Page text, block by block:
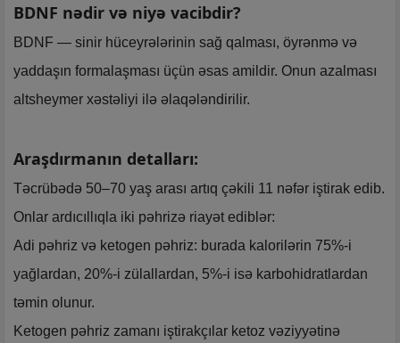
BDNF nədir və niyə vacibdir?
BDNF — sinir hüceyrələrinin sağ qalması, öyrənmə və
yaddaşın formalaşması üçün əsas amildir. Onun azalması
altsheymer xəstəliyi ilə əlaqələndirilir.
Araşdırmanın detalları:
Təcrübədə 50–70 yaş arası artıq çəkili 11 nəfər iştirak edib.
Onlar ardıcıllıqla iki pəhrizə riayət ediblər:
Adi pəhriz və ketogen pəhriz: burada kalorilərin 75%-i
yağlardan, 20%-i zülallardan, 5%-i isə karbohidratlardan
təmin olunur.
Ketogen pəhriz zamanı iştirakçılar ketoz vəziyyətinə